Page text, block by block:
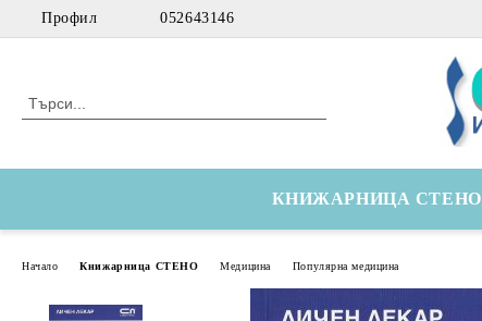
Профил 052643146
КНИЖАРНИЦА СТЕНО
Начало Книжарница СТЕНО Медицина Популярна медицина